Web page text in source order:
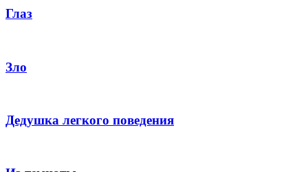
Глаз
Зло
Дедушка легкого поведения